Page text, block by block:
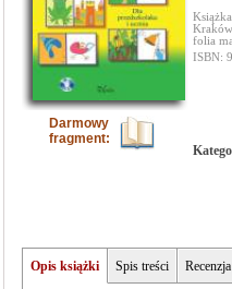
Darmowy
fragment:
folia
ISBN:
Opis książki Spis treści Recenzja